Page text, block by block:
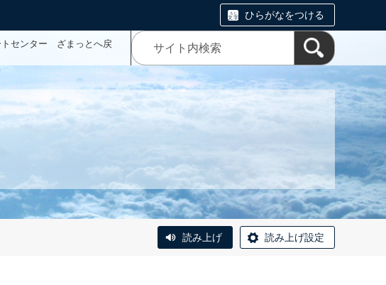
ひらがなをつける
トセンター ざまっとへ戻
読み上げ 読み上げ設定